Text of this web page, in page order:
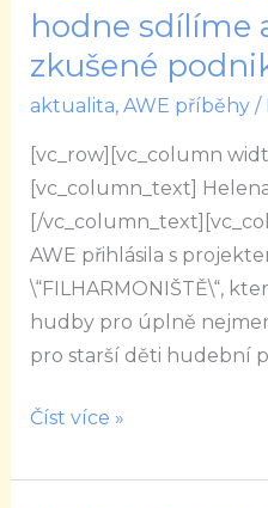
hodne sdílíme
zkušené
aktualita, AWE příběhy/
[vc_row][vc_column
[vc_column_text]
[/
AWE přihlásila s
\“FILHARMONIŠTĚ\“,
hudby pro úplně
pro starší děti hudební
Bartošová:
\“V
AWE
hodne
sdílíme
a
vedou
nás
zkušené
podnikatelky.\“
Číst více »